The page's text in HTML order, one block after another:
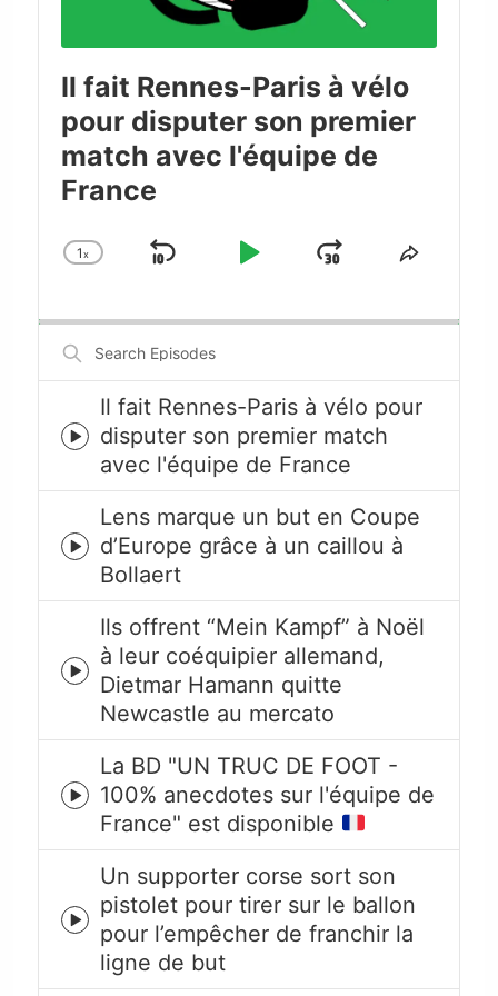
Il fait Rennes-Paris à vélo
pour disputer son premier
match avec l'équipe de
France
Change
1x
Skip
Play
JumpShare
Search
Episodes
Episode
play
icon
Il fait Rennes-Paris à vélo pour
disputer son premier match
avec l'équipe de France
Episode
play
icon
Lens marque un but en Coupe
d’Europe grâce à un caillou à
Bollaert
Episode
play
icon
Ils offrent “Mein Kampf” à Noël
à leur coéquipier allemand,
Dietmar Hamann quitte
Newcastle au mercato
Episode
play
icon
La BD "UN TRUC DE FOOT -
100% anecdotes sur l'équipe de
France" est disponible
Episode
play
icon
Un supporter corse sort son
pistolet pour tirer sur le ballon
pour l’empêcher de franchir la
ligne de but